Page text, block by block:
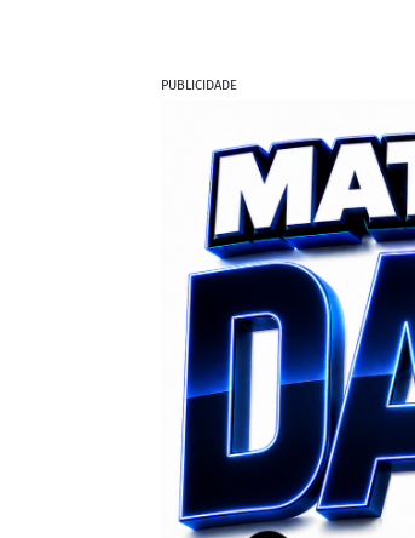
PUBLICIDADE